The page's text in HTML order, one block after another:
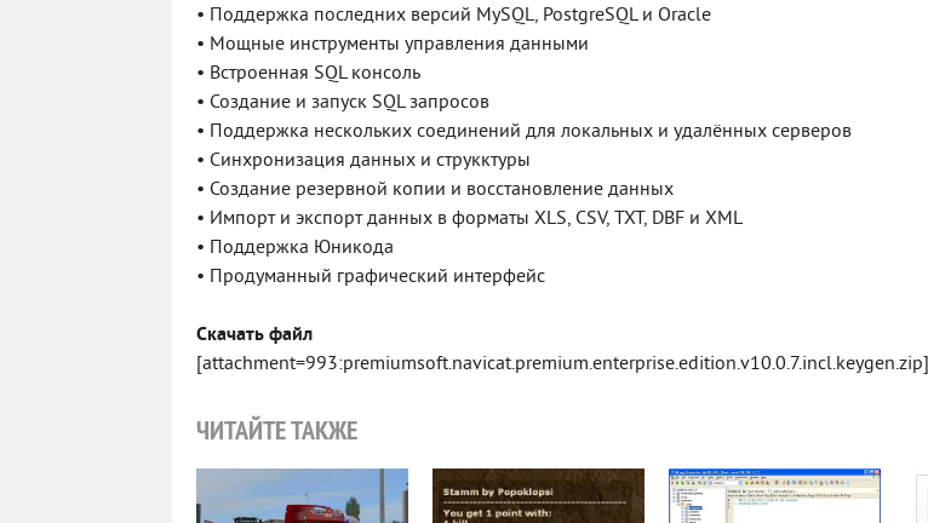
• Поддержка последних версий MySQL, PostgreSQL и Oracle
• Мощные инструменты управления данными
• Встроенная SQL консоль
• Создание и запуск SQL запросов
• Поддержка нескольких соединений для локальных и удалённых серверов
• Синхронизация данных и струкктуры
• Создание резервной копии и восстановление данных
• Импорт и экспорт данных в форматы XLS, CSV, TXT, DBF и XML
• Поддержка Юникода
• Продуманный графический интерфейс
Скачать файл
[attachment=993:premiumsoft.navicat.premium.enterprise.edition.v10.0.7.incl.keygen.zip]
ЧИТАЙТЕ ТАКЖЕ